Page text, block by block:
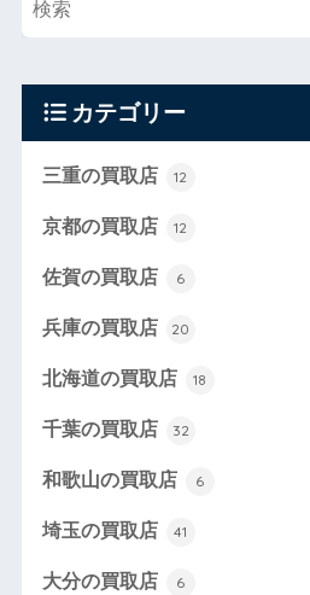
カテゴリー
三重の買取店 12
京都の買取店 12
佐賀の買取店 6
兵庫の買取店 20
北海道の買取店 18
千葉の買取店 32
和歌山の買取店 6
埼玉の買取店 41
大分の買取店 6